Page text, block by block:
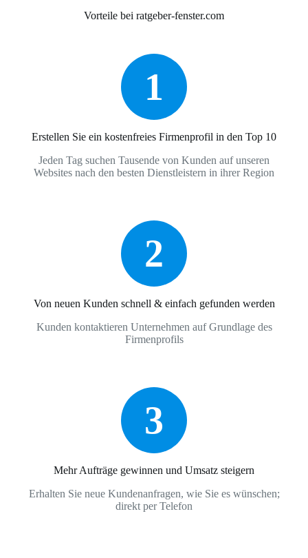
Vorteile bei ratgeber-fenster.com
1
Erstellen Sie ein kostenfreies Firmenprofil in den Top 10
Jeden Tag suchen Tausende von Kunden auf unseren
Websites nach den besten Dienstleistern in ihrer Region
2
Von neuen Kunden schnell & einfach gefunden werden
Kunden kontaktieren Unternehmen auf Grundlage des
Firmenprofils
3
Mehr Aufträge gewinnen und Umsatz steigern
Erhalten Sie neue Kundenanfragen, wie Sie es wünschen;
direkt per Telefon